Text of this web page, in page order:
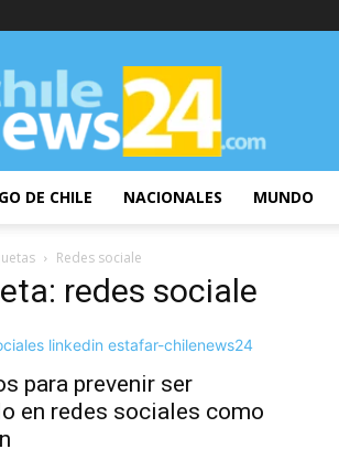
ChileNews24
DE CHILE NACIONALES MUNDO
Redes sociale
redes sociale
para prevenir ser
en redes sociales como